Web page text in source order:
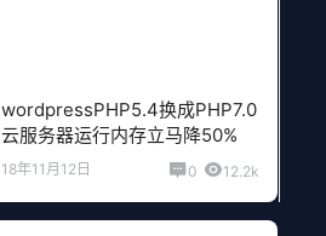
wordpressPHP5.4换成PHP7.0
云服务器运行内存立马降50%
18年11月12日 0 12.2k